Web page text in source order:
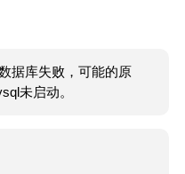
据库失败，可能的原
未启动。